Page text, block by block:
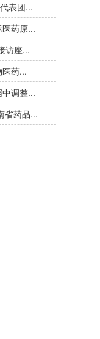
表团...
药原...
访座...
医药...
调整...
省药品...